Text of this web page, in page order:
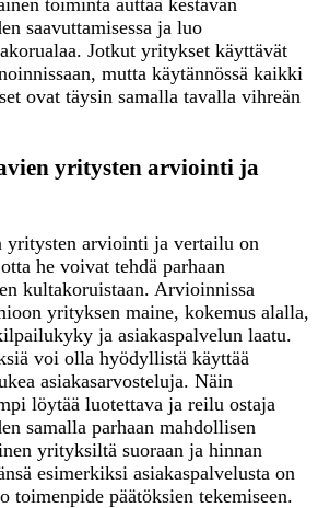
saavuttamisessa ja luo
Jotkut yritykset käyttävät
mutta käytännössä kaikki
ovat täysin samalla tavalla vihreän
yritysten arviointi ja
yritysten arviointi ja vertailu on
he voivat tehdä parhaan
kultakoruistaan. Arvioinnissa
yrityksen maine, kokemus alalla,
ja asiakaspalvelun laatu.
voi olla hyödyllistä käyttää
asiakasarvosteluja. Näin
löytää luotettava ja reilu ostaja
samalla parhaan mahdollisen
yrityksiltä suoraan ja hinnan
esimerkiksi asiakaspalvelusta on
toimenpide päätöksien tekemiseen.